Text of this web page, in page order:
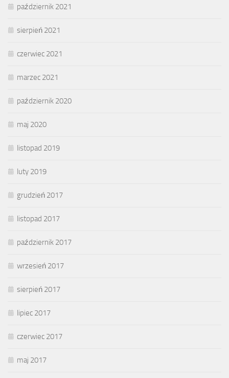
październik 2021
sierpień 2021
czerwiec 2021
marzec 2021
październik 2020
maj 2020
listopad 2019
luty 2019
grudzień 2017
listopad 2017
październik 2017
wrzesień 2017
sierpień 2017
lipiec 2017
czerwiec 2017
maj 2017